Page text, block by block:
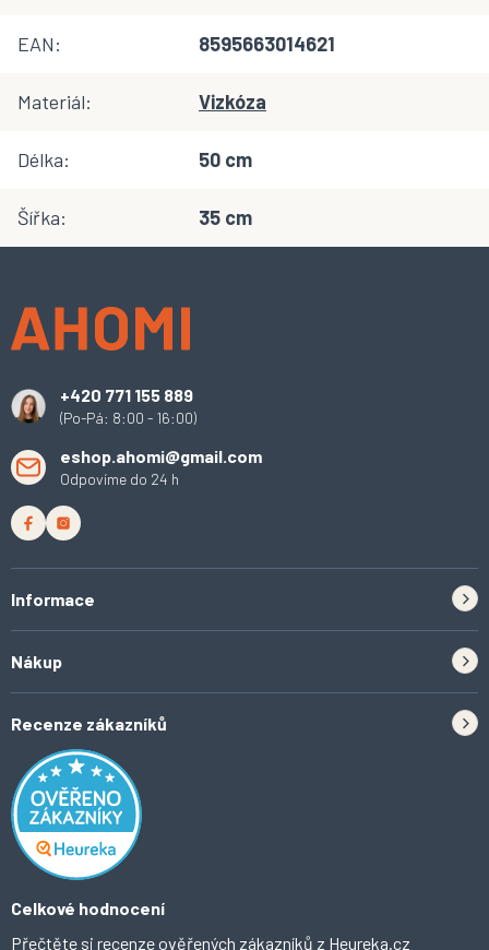
EAN: 8595663014621
Materiál: Vizkóza
Délka: 50 cm
Šířka: 35 cm
+420 771 155 889
(Po-Pá: 8:00 - 16:00)
eshop.ahomi@gmail.com
Odpovíme do 24 h
Informace
Tipy do kuchyně
Inspirace a trendy
Domácí vychytávky
O Ahomi
Nákup
Odstoupení od smlouvy
Obchodní podmínky
Ochrana osobních údajů
Recenze zákazníků
Celkové hodnocení
Přečtěte si recenze ověřených zákazníků z Heureka.cz